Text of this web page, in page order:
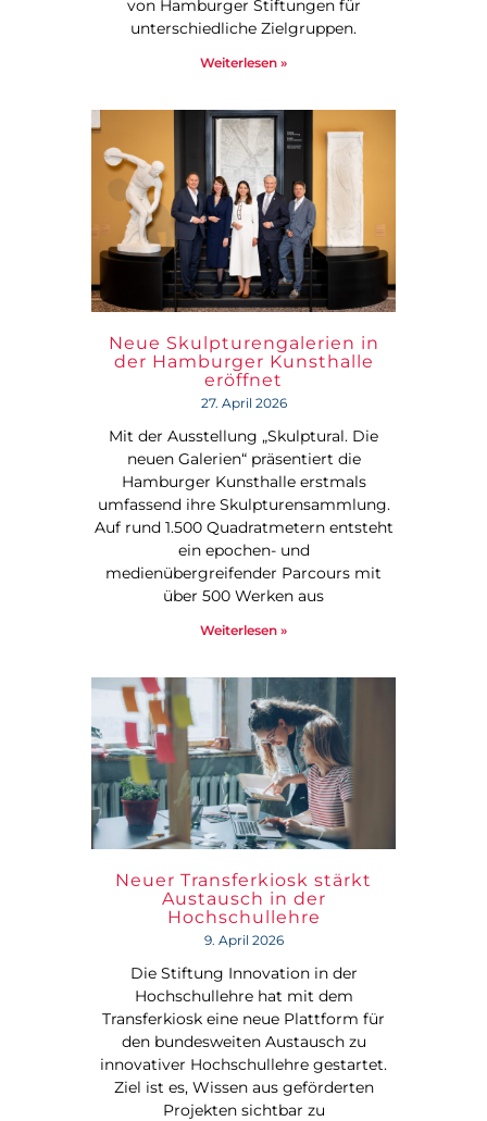
von Hamburger Stiftungen für
unterschiedliche Zielgruppen.
Weiterlesen »
Neue Skulpturengalerien in
der Hamburger Kunsthalle
eröffnet
27. April 2026
Mit der Ausstellung „Skulptural. Die
neuen Galerien“ präsentiert die
Hamburger Kunsthalle erstmals
umfassend ihre Skulpturensammlung.
Auf rund 1.500 Quadratmetern entsteht
ein epochen- und
medienübergreifender Parcours mit
über 500 Werken aus
Weiterlesen »
Neuer Transferkiosk stärkt
Austausch in der
Hochschullehre
9. April 2026
Die Stiftung Innovation in der
Hochschullehre hat mit dem
Transferkiosk eine neue Plattform für
den bundesweiten Austausch zu
innovativer Hochschullehre gestartet.
Ziel ist es, Wissen aus geförderten
Projekten sichtbar zu